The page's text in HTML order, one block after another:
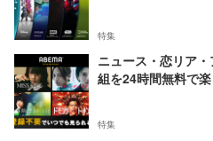
特集
ニュース・恋リア
組を24時間無料で楽
特集